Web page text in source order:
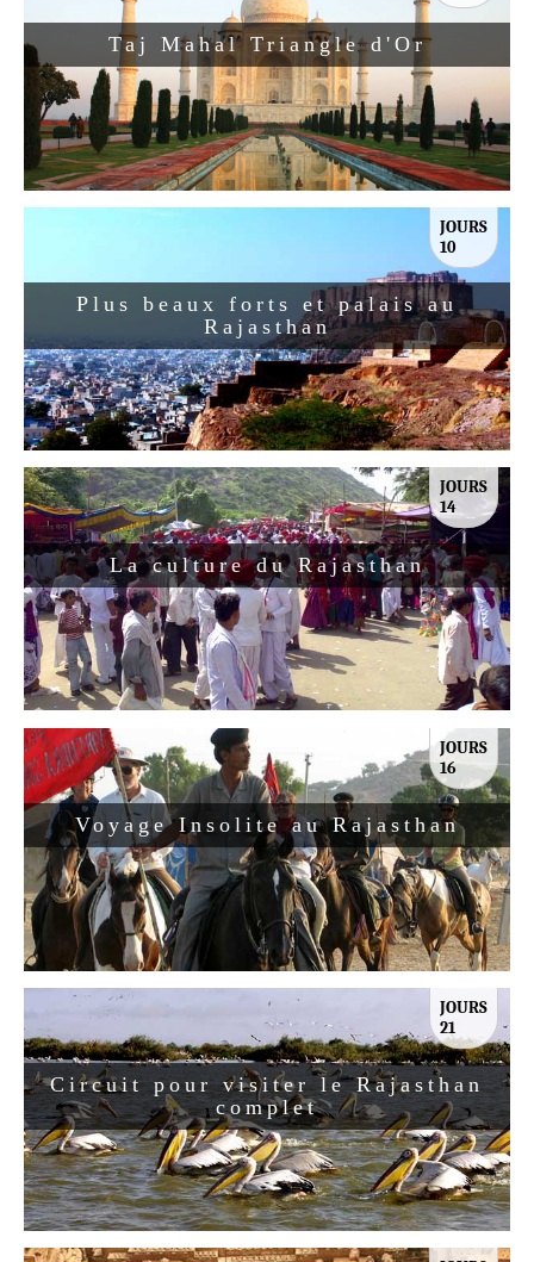
Taj Mahal Triangle d'Or
Plus beaux forts et palais au
Rajasthan
JOURS
10
La culture du Rajasthan
JOURS
14
Voyage Insolite au Rajasthan
JOURS
16
Circuit pour visiter le Rajasthan
complet
JOURS
21